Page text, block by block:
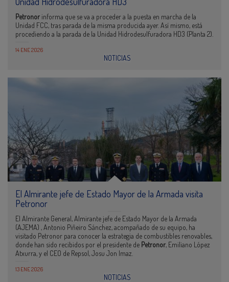
Petronor informa que se va a proceder a la puesta en marcha de la
Unidad FCC, tras parada de la misma producida ayer. Así mismo, está
procediendo a la parada de la Unidad Hidrodesulfuradora HD3 (Planta 2).
14 ENE 2026
NOTICIAS
El Almirante jefe de Estado Mayor de la Armada visita
Petronor
El Almirante General, Almirante jefe de Estado Mayor de la Armada
(AJEMA) , Antonio Piñeiro Sánchez, acompañado de su equipo, ha
visitado Petronor para conocer la estrategia de combustibles renovables,
donde han sido recibidos por el presidente de Petronor, Emiliano López
Atxurra, y el CEO de Repsol, Josu Jon Imaz.
13 ENE 2026
NOTICIAS